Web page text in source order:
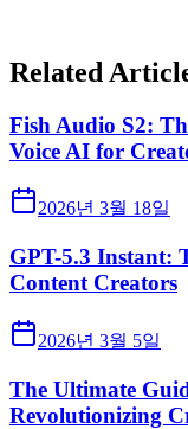
Related
Fish Audio S2:
Voice AI for
2026년 3월 18일
GPT-5.3 Instant:
Content Creators
2026년 3월 5일
The Ultimate
Revolutionizing